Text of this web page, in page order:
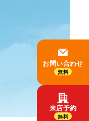
お問い合わせ
無料
来店予約
無料